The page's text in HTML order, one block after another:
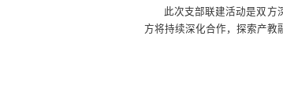
此次支部联建活动是双方
方将持续深化合作，探索产教